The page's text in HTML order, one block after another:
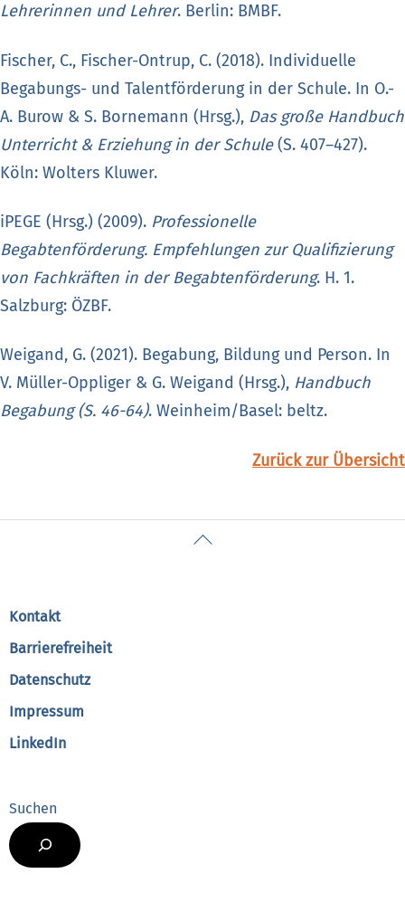
Lehrerinnen und Lehrer. Berlin: BMBF.
Fischer, C., Fischer-Ontrup, C. (2018). Individuelle
Begabungs- und Talentförderung in der Schule. In O.-
A. Burow & S. Bornemann (Hrsg.), Das große Handbuch
Unterricht & Erziehung in der Schule(S. 407–427).
Köln: Wolters Kluwer.
iPEGE (Hrsg.) (2009). Professionelle
Begabtenförderung. Empfehlungen zur Qualifizierung
von Fachkräften in der Begabtenförderung. H. 1.
Salzburg: ÖZBF.
Weigand, G. (2021). Begabung, Bildung und Person. In
V. Müller-Oppliger & G. Weigand (Hrsg.), Handbuch
Begabung (S. 46-64). Weinheim/Basel: beltz.
Zurück zur Übersicht
Back
Kontakt
Barrierefreiheit
Datenschutz
Impressum
LinkedIn
Suchen